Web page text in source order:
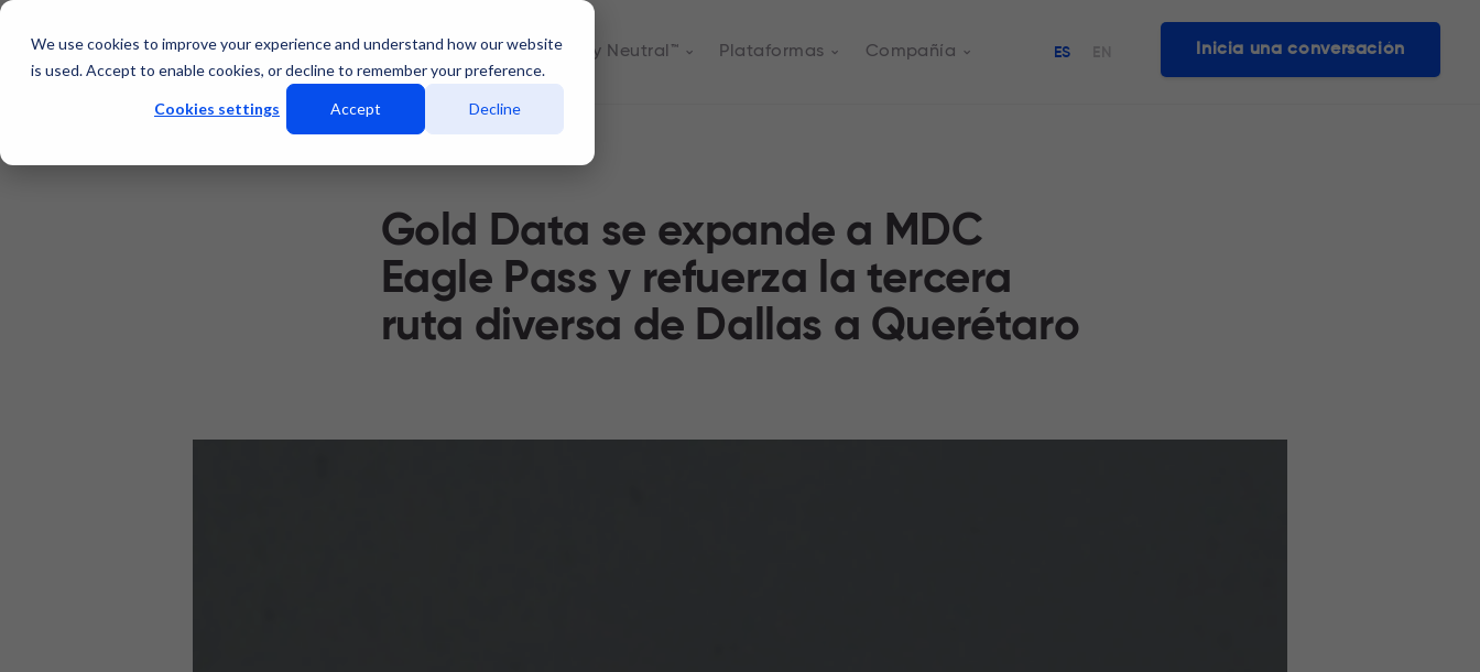
We use cookies to improve your experience and understand how our website
is used. Accept to enable cookies, or decline to remember your preference.
Cookies settings Accept Decline
Servicios Data Centers Actively Neutral™ Plataformas Compañía ES Inicia una conversación
Gold Data se expande a MDC
Eagle Pass y refuerza la tercera
ruta diversa de Dallas a Querétaro